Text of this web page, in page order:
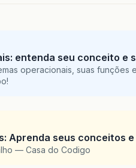
entenda seu conceito e
operacionais, suas funções
Aprenda seus conceitos e
— Casa do Codigo